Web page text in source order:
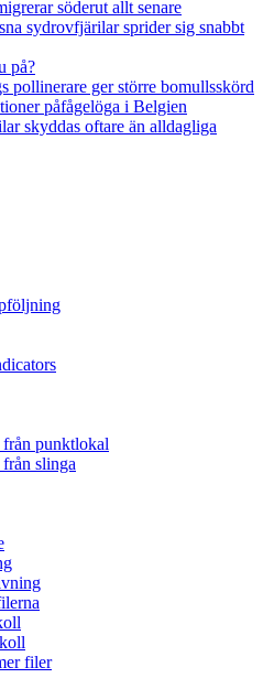
söderut allt senare
sydrovfjärilar sprider sig snabbt
på?
pollinerare ger större bomullsskörd
påfågelöga i Belgien
skyddas oftare än alldagliga
från punktlokal
slinga
filer